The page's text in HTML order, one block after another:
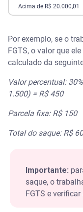
Acima de R$ 20.000,01
Por exemplo, se o
FGTS, o valor que
calculado da
Valor percentual:
1.500) = R$ 450
Parcela fixa: R$ 150
Total do saque: R$
Importante:
saque, o
FGTS e